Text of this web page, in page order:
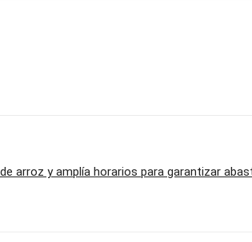
arroz y amplía horarios para garantizar